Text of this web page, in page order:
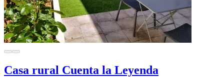
Casa rural Cuenta la Leyenda